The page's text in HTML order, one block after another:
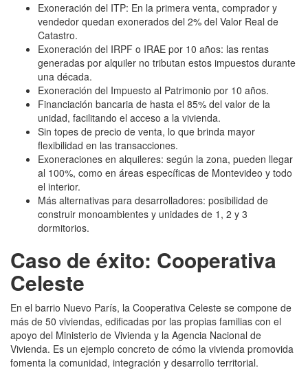
Exoneración del ITP: En la primera venta, comprador y
vendedor quedan exonerados del 2% del Valor Real de
Catastro.
Exoneración del IRPF o IRAE por 10 años: las rentas
generadas por alquiler no tributan estos impuestos durante
una década.
Exoneración del Impuesto al Patrimonio por 10 años.
Financiación bancaria de hasta el 85% del valor de la
unidad, facilitando el acceso a la vivienda.
Sin topes de precio de venta, lo que brinda mayor
flexibilidad en las transacciones.
Exoneraciones en alquileres: según la zona, pueden llegar
al 100%, como en áreas específicas de Montevideo y todo
el interior.
Más alternativas para desarrolladores: posibilidad de
construir monoambientes y unidades de 1, 2 y 3
dormitorios.
Caso de éxito: Cooperativa
Celeste
En el barrio Nuevo París, la Cooperativa Celeste se compone de
más de 50 viviendas, edificadas por las propias familias con el
apoyo del Ministerio de Vivienda y la Agencia Nacional de
Vivienda. Es un ejemplo concreto de cómo la vivienda promovida
fomenta la comunidad, integración y desarrollo territorial.